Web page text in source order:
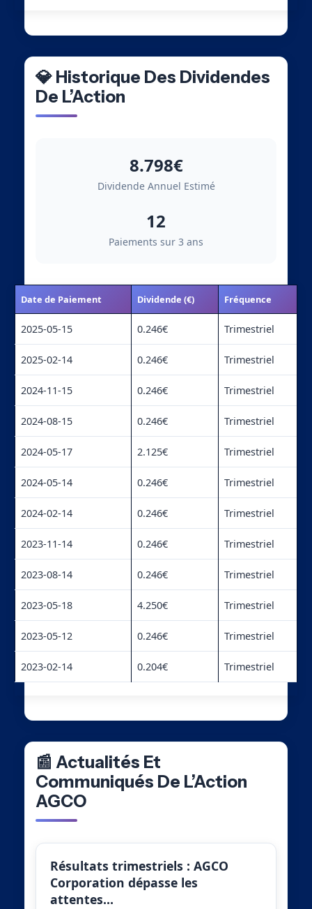
💎 Historique Des Dividendes
De L’Action
8.798€
Dividende Annuel Estimé
12
Paiements sur 3 ans
Date de Paiement Dividende (€) Fréquence
2025-05-15 0.246€ Trimestriel
2025-02-14 0.246€ Trimestriel
2024-11-15 0.246€ Trimestriel
2024-08-15 0.246€ Trimestriel
2024-05-17 2.125€ Trimestriel
2024-05-14 0.246€ Trimestriel
2024-02-14 0.246€ Trimestriel
2023-11-14 0.246€ Trimestriel
2023-08-14 0.246€ Trimestriel
2023-05-18 4.250€ Trimestriel
2023-05-12 0.246€ Trimestriel
2023-02-14 0.204€ Trimestriel
📰 Actualités Et
Communiqués De L’Action
AGCO
Résultats trimestriels : AGCO
Corporation dépasse les
attentes…